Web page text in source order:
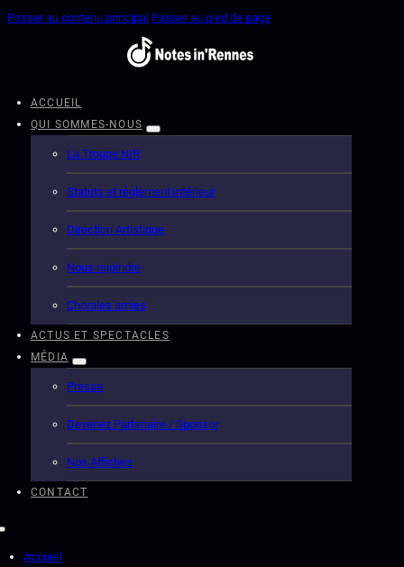
Passer au contenu principal Passer au pied de page
ACCUEIL
QUI SOMMES-NOUS
La Troupe NIR
Statuts et règlement intérieur
Direction Artistique
Nous rejoindre
Chorales amies
ACTUS ET SPECTACLES
MÉDIA
Presse
Devenez Partenaire / Sponsor
Nos Affiches
CONTACT
Accueil